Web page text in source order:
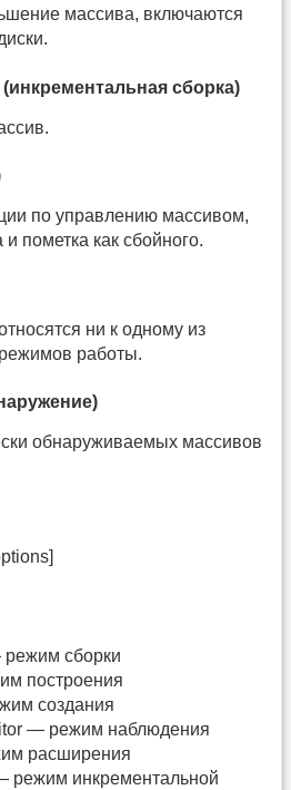
массива, включаются
сборка)
по управлению массивом,
пометка как сбойного.
ни к одному из
работы.
обнаруживаемых массивов
сборки
построения
создания
— режим наблюдения
расширения
режим инкрементальной